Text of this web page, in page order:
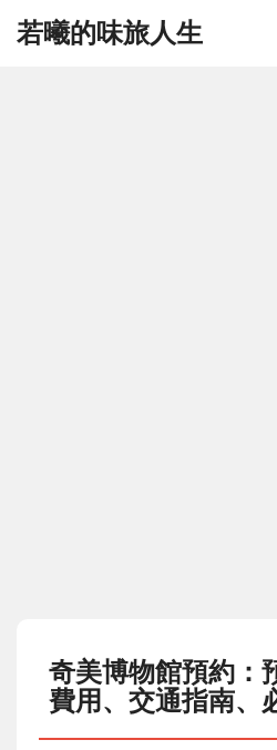
若曦的味旅人生
奇美博物館預約：
費用、交通指南、